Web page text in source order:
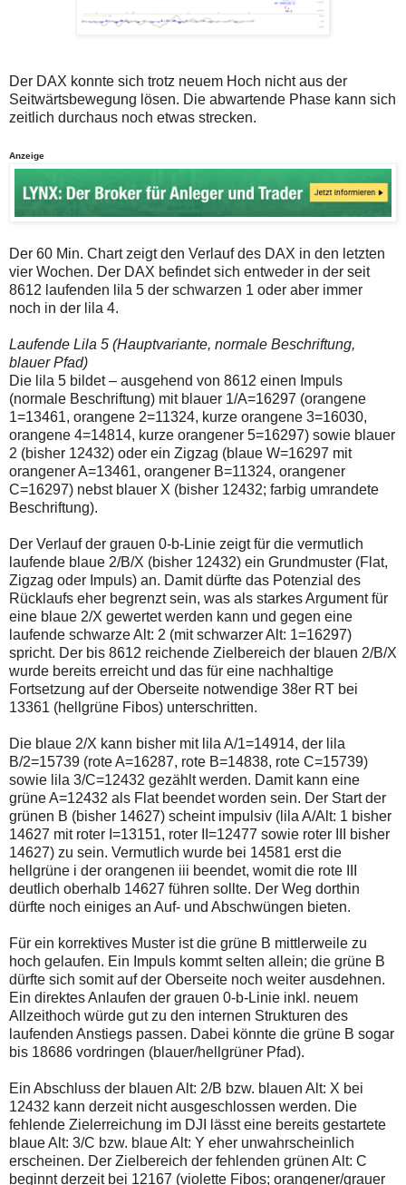
Verstösse
oder
ein
Missbrauch
der
sein.
Bitte
Sie
Ihre
Internetverbindung
und
versuchen
Sie
zu
einem
späteren
Zeitpunkt
noch
einmal.
das
Problem
weiterbestehen
bitte
ich
um
per
Mail
robbys-
elliottwellen@online.de.
Bis
zur
Lösung
des
Problems
sind
die
Post
auch
der
Plattform
wallstreet-
online.de
verfügbar.
auf
der
Plattform
wallstreet-
verfügbar.
Der DAX konnte sich trotz neuem Hoch nicht aus der
Seitwärtsbewegung lösen. Die abwartende Phase kann sich
zeitlich durchaus noch etwas strecken.
Anzeige
Der 60 Min. Chart zeigt den Verlauf des DAX in den letzten
vier Wochen. Der DAX befindet sich entweder in der seit
8612 laufenden lila 5 der schwarzen 1 oder aber immer
noch in der lila 4.
Laufende Lila 5 (Hauptvariante, normale Beschriftung,
blauer Pfad)
Die lila 5 bildet – ausgehend von 8612 einen Impuls
(normale Beschriftung) mit blauer 1/A=16297 (orangene
1=13461, orangene 2=11324, kurze orangene 3=16030,
orangene 4=14814, kurze orangener 5=16297) sowie blauer
2 (bisher 12432) oder ein Zigzag (blaue W=16297 mit
orangener A=13461, orangener B=11324, orangener
C=16297) nebst blauer X (bisher 12432; farbig umrandete
Beschriftung).
Der Verlauf der grauen 0-b-Linie zeigt für die vermutlich
laufende blaue 2/B/X (bisher 12432) ein Grundmuster (Flat,
Zigzag oder Impuls) an. Damit dürfte das Potenzial des
Rücklaufs eher begrenzt sein, was als starkes Argument für
eine blaue 2/X gewertet werden kann und gegen eine
laufende schwarze Alt: 2 (mit schwarzer Alt: 1=16297)
spricht. Der bis 8612 reichende Zielbereich der blauen 2/B/X
wurde bereits erreicht und das für eine nachhaltige
Fortsetzung auf der Oberseite notwendige 38er RT bei
13361 (hellgrüne Fibos) unterschritten.
Die blaue 2/X kann bisher mit lila A/1=14914, der lila
B/2=15739 (rote A=16287, rote B=14838, rote C=15739)
sowie lila 3/C=12432 gezählt werden. Damit kann eine
grüne A=12432 als Flat beendet worden sein. Der Start der
grünen B (bisher 14627) scheint impulsiv (lila A/Alt: 1 bisher
14627 mit roter I=13151, roter II=12477 sowie roter III bisher
14627) zu sein. Vermutlich wurde bei 14581 erst die
hellgrüne i der orangenen iii beendet, womit die rote III
deutlich oberhalb 14627 führen sollte. Der Weg dorthin
dürfte noch einiges an Auf- und Abschwüngen bieten.
Für ein korrektives Muster ist die grüne B mittlerweile zu
hoch gelaufen. Ein Impuls kommt selten allein; die grüne B
dürfte sich somit auf der Oberseite noch weiter ausdehnen.
Ein direktes Anlaufen der grauen 0-b-Linie inkl. neuem
Allzeithoch würde gut zu den internen Strukturen des
laufenden Anstiegs passen. Dabei könnte die grüne B sogar
bis 18686 vordringen (blauer/hellgrüner Pfad).
Ein Abschluss der blauen Alt: 2/B bzw. blauen Alt: X bei
12432 kann derzeit nicht ausgeschlossen werden. Die
fehlende Zielerreichung im DJI lässt eine bereits gestartete
blaue Alt: 3/C bzw. blaue Alt: Y eher unwahrscheinlich
erscheinen. Der Zielbereich der fehlenden grünen Alt: C
beginnt derzeit bei 12167 (violette Fibos; orangener/grauer